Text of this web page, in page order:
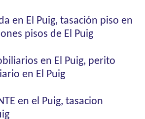
en El Puig, tasación piso en
pisos de El Puig
en El Puig, perito
en El Puig
en el Puig, tasacion